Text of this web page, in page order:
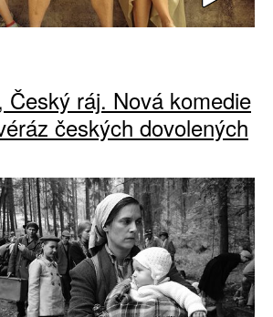
Český ráj. Nová komedie
českých dovolených